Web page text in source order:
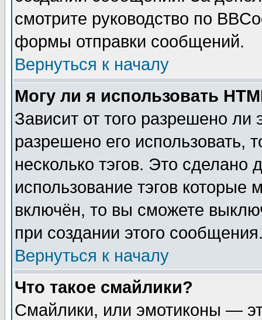
смотрите руководство по
формы отправки сообщений.
Вернуться к началу
Могу ли я использовать
Зависит от того разрешено
разрешено его использовать,
несколько тэгов. Это сделано
использование тэгов
включён, то вы сможете
при создании этого
Вернуться к началу
Что такое смайлики?
Смайлики, или эмотиконы —